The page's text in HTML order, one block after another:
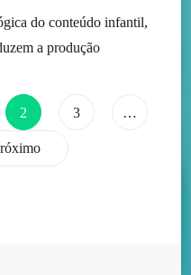
do conteúdo infantil,
a produção
Página
2 Página
3 …